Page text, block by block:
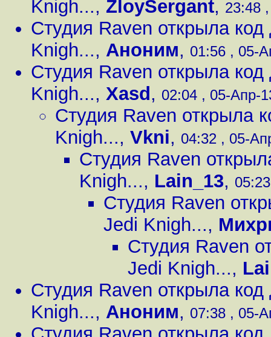
Knigh..., ZloySergant, 23:48
Студия Raven открыла
Knigh..., Аноним, 01:56 , 05-
Студия Raven открыла
Knigh..., Xasd , 02:04 , 05-Апр-
Студия Raven открыла
Knigh..., Vkni, 04:32 , 05-
Студия Raven
Knigh..., Lain_13,
Студия Raven
Jedi Knigh...,
Студия Raven
Jedi Knigh...,
Студия Raven открыла
Knigh..., Аноним, 07:38 , 05-